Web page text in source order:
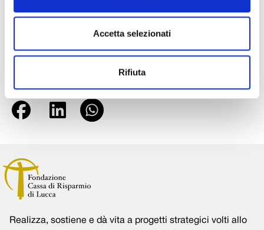
Accetta selezionati
Rifiuta
gratuitamente ai lettori del quotidiano QN La Nazione
novembre prossimo, data che ricorda la fine della Prima
Guerra Mondiale.
Realizza, sostiene e dà vita a progetti strategici volti allo